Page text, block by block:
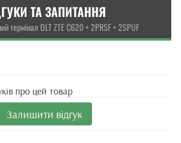
ТА ЗАПИТАННЯ
термінал OLT ZTE C620 + 2PRSF + 2SPUF
про цей товар
Залишити відгук